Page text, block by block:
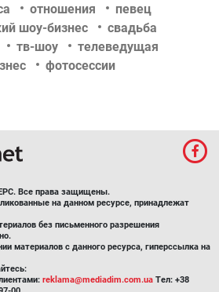
отношения
певец
шоу-бизнес
свадьба
тв-шоу
телеведущая
фотосессии
Все права защищены.
на данном ресурсе, принадлежат
без письменного разрешения
материалов с данного ресурса, гиперссылка на
reklama@mediadim.com.ua Тел: +38